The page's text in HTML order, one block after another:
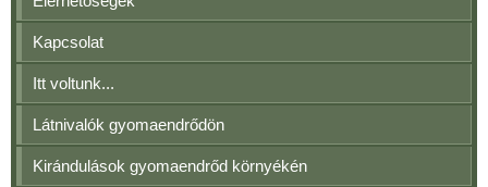
Kapcsolat
Itt voltunk...
Látnivalók gyomaendrődön
Kirándulások gyomaendrőd környékén